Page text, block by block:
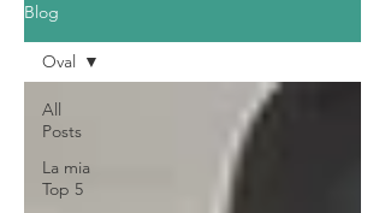
Blog
All
Posts
La mia
Top 5
Oval